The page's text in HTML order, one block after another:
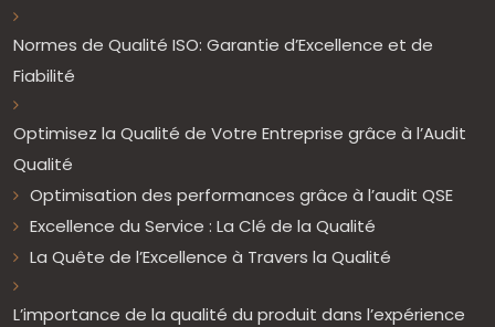
Normes de Qualité ISO: Garantie d’Excellence et de
Fiabilité
Optimisez la Qualité de Votre Entreprise grâce à l’Audit
Qualité
Optimisation des performances grâce à l’audit QSE
Excellence du Service : La Clé de la Qualité
La Quête de l’Excellence à Travers la Qualité
L’importance de la qualité du produit dans l’expérience